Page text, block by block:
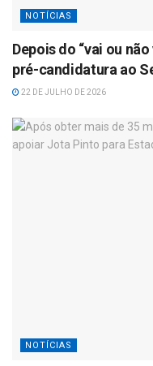
NOTÍCIAS
Depois do “vai ou
pré-candidatura ao
22 DE JULHO DE 2026
NOTÍCIAS